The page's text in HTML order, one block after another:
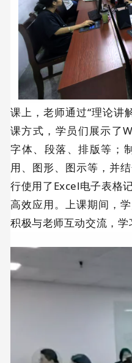
课上，老师通过“理论讲
课方式，学员们展示了
字体、段落、排版等；
用、图形、图示等，并
行使用了Excel电子表格
高效应用。上课期间，
积极与老师互动交流，学